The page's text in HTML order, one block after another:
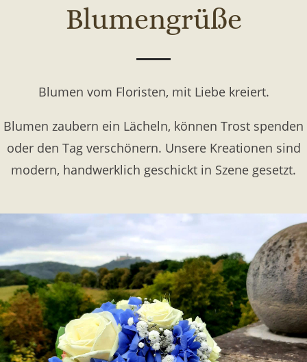
Blumengrüße
Blumen vom Floristen, mit Liebe kreiert.
Blumen zaubern ein Lächeln, können Trost spenden
oder den Tag verschönern. Unsere Kreationen sind
modern, handwerklich geschickt in Szene gesetzt.